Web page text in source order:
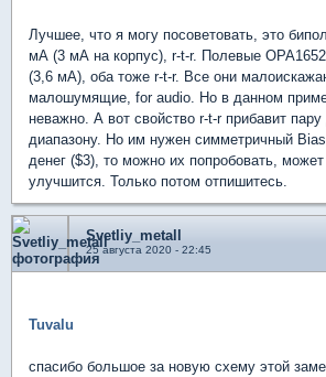
Лучшее, что я могу посоветовать, это
мА (3 мА на корпус), r-t-r. Полевые
(3,6 мА), оба тоже r-t-r. Все они
малошумящие, for audio. Но в данном
неважно. А вот свойство r-t-r прибавит
диапазону. Но им нужен симметричный
денег ($3), то можно их попробовать,
улучшится. Только потом отпишитесь.
Svetliy_metall
25 августа 2020 - 22:45
Tuvalu
спасибо большое за новую схему этой